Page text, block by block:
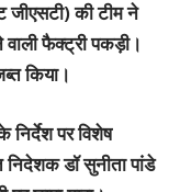
जीएसटी) की टीम ने
वाली फैक्ट्री पकड़ी।
किया।
पर विशेष
डॉ सुनीता पांडे